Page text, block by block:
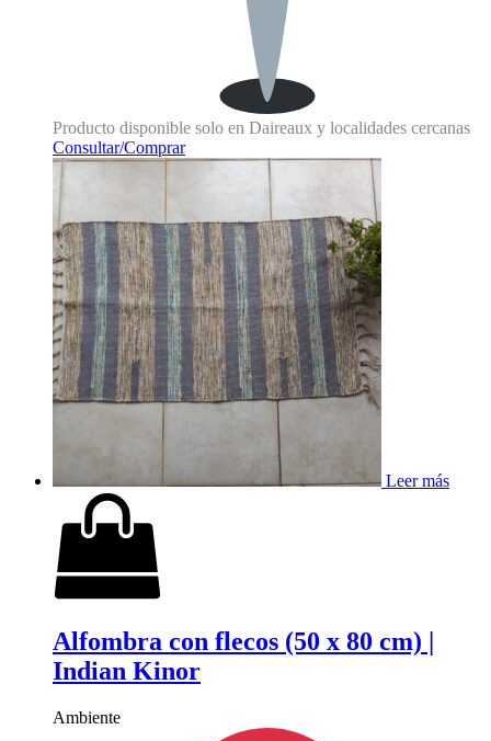
Producto disponible solo en Daireaux y localidades cercanas
Consultar/Comprar
Leer más
Alfombra con flecos (50 x 80 cm) |
Indian Kinor
Ambiente